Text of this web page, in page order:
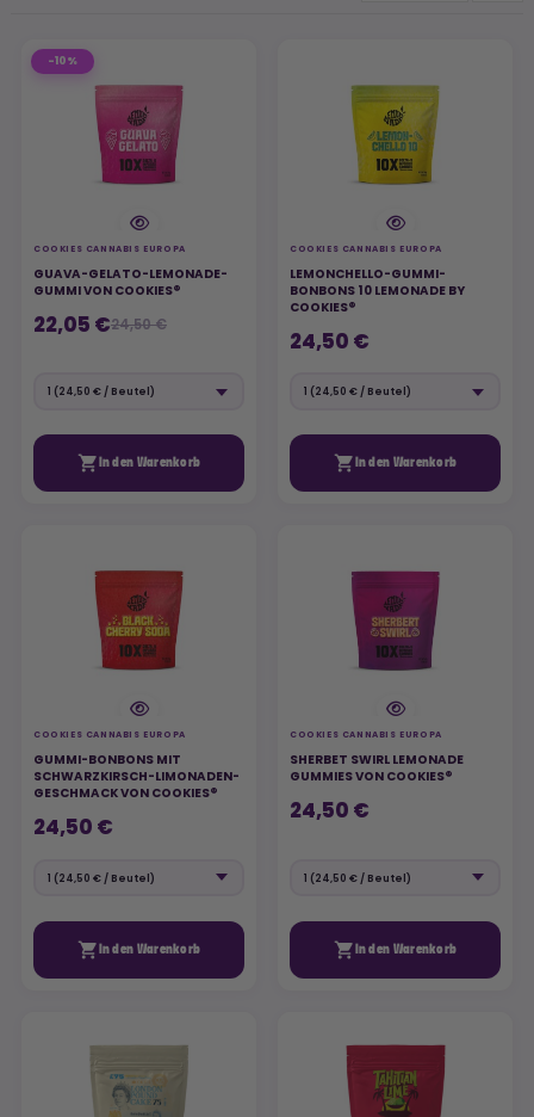
-10%
COOKIES CANNABIS EUROPA
GUAVA-GELATO-LEMONADE-
GUMMI VON COOKIES®
22,05 €24,50 €
 In den Warenkorb
COOKIES CANNABIS EUROPA
LEMONCHELLO-GUMMI-
BONBONS 10 LEMONADE BY
COOKIES®
24,50 €
 In den Warenkorb
COOKIES CANNABIS EUROPA
GUMMI-BONBONS MIT
SCHWARZKIRSCH-LIMONADEN-
GESCHMACK VON COOKIES®
24,50 €
 In den Warenkorb
COOKIES CANNABIS EUROPA
SHERBET SWIRL LEMONADE
GUMMIES VON COOKIES®
24,50 €
 In den Warenkorb